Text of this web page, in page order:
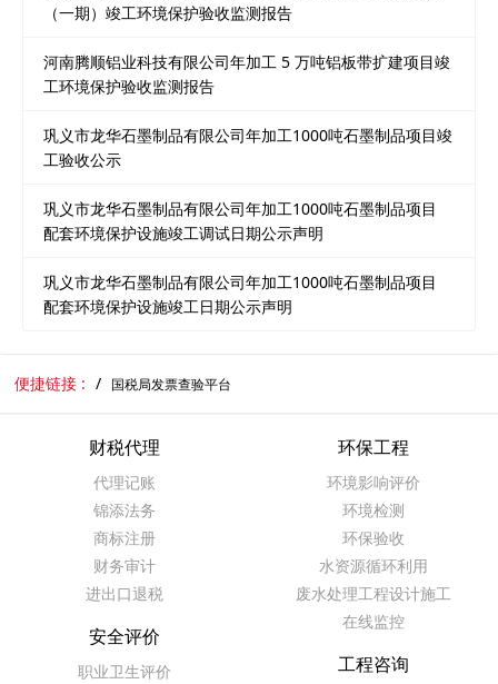
（一期）竣工环境保护验收监测报告
河南腾顺铝业科技有限公司年加工 5 万吨铝板带扩建项目竣
工环境保护验收监测报告
巩义市龙华石墨制品有限公司年加工1000吨石墨制品项目竣
工验收公示
巩义市龙华石墨制品有限公司年加工1000吨石墨制品项目
配套环境保护设施竣工调试日期公示声明
巩义市龙华石墨制品有限公司年加工1000吨石墨制品项目
配套环境保护设施竣工日期公示声明
便捷链接 : 国税局发票查验平台
财税代理
代理记账
锦添法务
商标注册
财务审计
进出口退税
环保工程
环境影响评价
环境检测
环保验收
水资源循环利用
废水处理工程设计施工
在线监控
安全评价
职业卫生评价 工程咨询